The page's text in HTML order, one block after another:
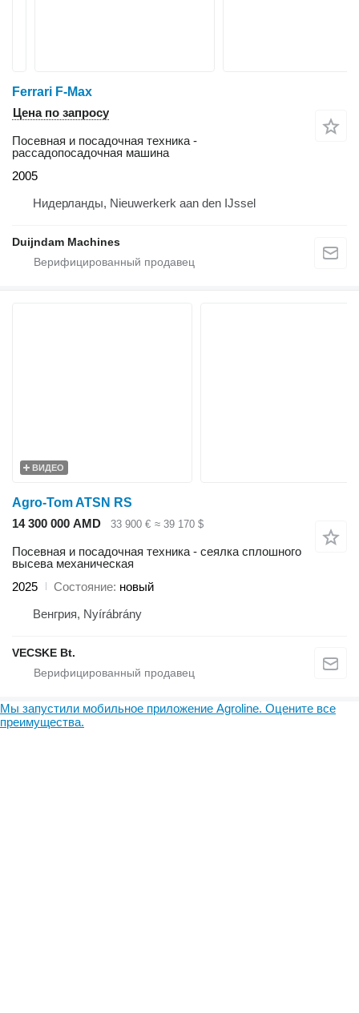
Ferrari F-Max
Цена по запросу
Посевная и посадочная техника -
рассадопосадочная машина
2005
Нидерланды, Nieuwerkerk aan den IJssel
Duijndam Machines
ВИДЕО
Agro-Tom ATSN RS
14 300 000 AMD
33 900 € ≈ 39 170 $
Посевная и посадочная техника - сеялка сплошного
высева механическая
2025
Состояние новый
Венгрия, Nyírábrány
VECSKE Bt.
Мы запустили мобильное приложение Agroline. Оцените все
преимущества.